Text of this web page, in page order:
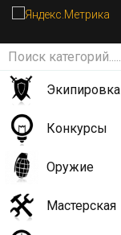
Экипировка
Конкурсы
Оружие
Мастерская